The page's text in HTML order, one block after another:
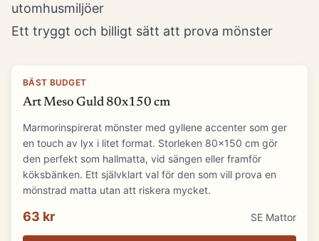
utomhusmiljöer
Ett tryggt och billigt sätt att prova mönster
BÄST BUDGET
Art Meso Guld 80x150 cm
Marmorinspirerat mönster med gyllene accenter som ger
en touch av lyx i litet format. Storleken 80x150 cm gör
den perfekt som hallmatta, vid sängen eller framför
köksbänken. Ett självklart val för den som vill prova en
mönstrad matta utan att riskera mycket.
63 kr SE Mattor